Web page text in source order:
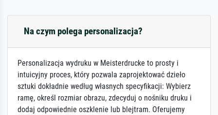
Na czym polega personalizacja?
Personalizacja wydruku w Meisterdrucke to prosty i
intuicyjny proces, który pozwala zaprojektować dzieło
sztuki dokładnie według własnych specyfikacji: Wybierz
ramę, określ rozmiar obrazu, zdecyduj o nośniku druku i
dodaj odpowiednie oszklenie lub blejtram. Oferujemy